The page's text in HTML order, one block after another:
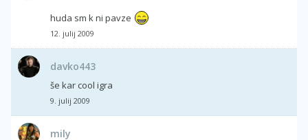
huda sm k ni pavze
12. julij 2009
davko443
še kar cool igra
9. julij 2009
mily